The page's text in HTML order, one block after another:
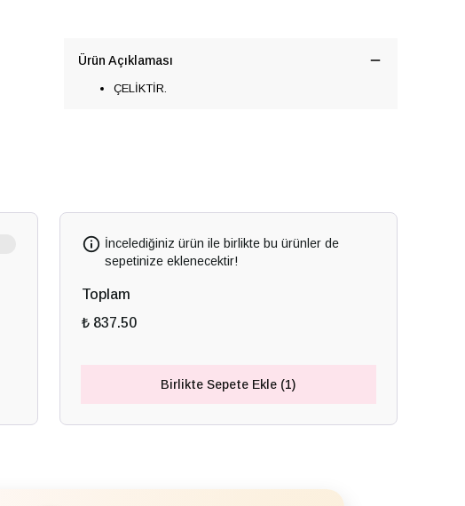
Ürün Açıklaması
ÇELİKTİR.
İncelediğiniz ürün ile birlikte bu ürünler de
sepetinize eklenecektir!
Toplam
₺ 837.50
Birlikte Sepete Ekle (1)